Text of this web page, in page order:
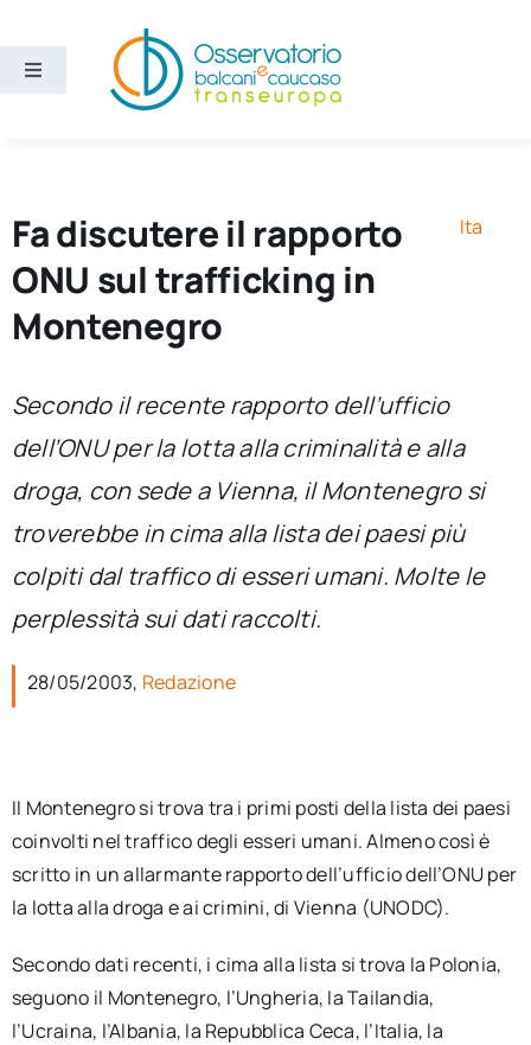
contenuto
Toggle
Ricerca e divulgazione
Chi siamo
Cerca
per:
Newsletter
Ita
Fa discutere il rapporto
ONU sul trafficking in
Montenegro
Ita
Secondo il recente rapporto dell’ufficio
dell’ONU per la lotta alla criminalità e alla
droga, con sede a Vienna, il Montenegro si
troverebbe in cima alla lista dei paesi più
colpiti dal traffico di esseri umani. Molte le
perplessità sui dati raccolti.
28/05/2003, Redazione
Il Montenegro si trova tra i primi posti della lista dei paesi
coinvolti nel traffico degli esseri umani. Almeno così è
scritto in un allarmante rapporto dell’ufficio dell’ONU per
la lotta alla droga e ai crimini, di Vienna (UNODC).
Secondo dati recenti, i cima alla lista si trova la Polonia,
seguono il Montenegro, l’Ungheria, la Tailandia,
l’Ucraina, l’Albania, la Repubblica Ceca, l’Italia, la